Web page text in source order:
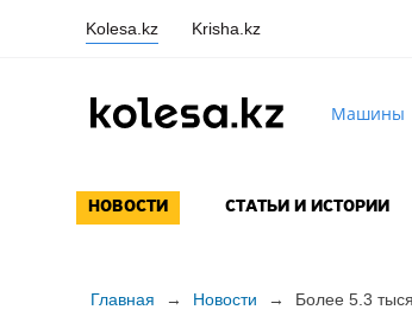
Kolesa.kz Krisha.kz
Машины
НОВОСТИ СТАТЬИ И ИСТОРИИ
Главная → Новости → Более 5.3